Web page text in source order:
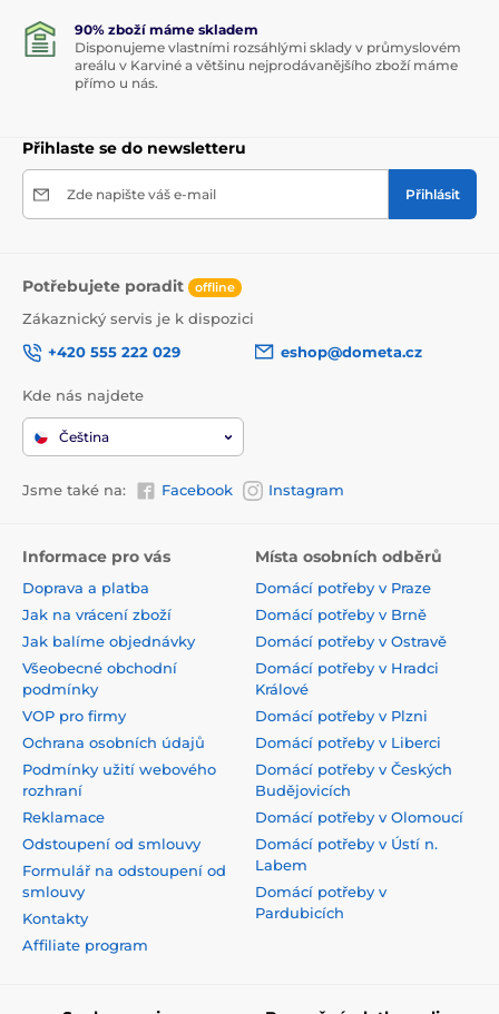
90% zboží máme skladem
Disponujeme vlastními rozsáhlými sklady v průmyslovém
areálu v Karviné a většinu nejprodávanějšího zboží máme
přímo u nás.
Přihlaste se do newsletteru
Zde napište váš e-mail Přihlásit
Potřebujete poradit offline
Zákaznický servis je k dispozici
+420 555 222 029
eshop@dometa.cz
Kde nás najdete
Čeština
Jsme také na: Facebook Instagram
Informace pro vás
Doprava a platba
Jak na vrácení zboží
Jak balíme objednávky
Všeobecné obchodní
podmínky
VOP pro firmy
Ochrana osobních údajů
Podmínky užití webového
rozhraní
Reklamace
Odstoupení od smlouvy
Formulář na odstoupení od
smlouvy
Kontakty
Affiliate program
Místa osobních odběrů
Domácí potřeby v Praze
Domácí potřeby v Brně
Domácí potřeby v Ostravě
Domácí potřeby v Hradci
Králové
Domácí potřeby v Plzni
Domácí potřeby v Liberci
Domácí potřeby v Českých
Budějovicích
Domácí potřeby v Olomoucí
Domácí potřeby v Ústí n.
Labem
Domácí potřeby v
Pardubicích